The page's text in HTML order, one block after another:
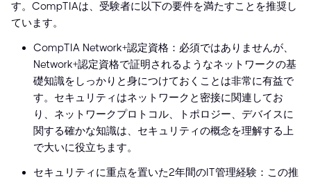
す。CompTIAは、受験者に以下の要件を満たすことを推奨し
ています。
CompTIA Network+認定資格：必須ではありませんが、
Network+認定資格で証明されるようなネットワークの基
礎知識をしっかりと身につけておくことは非常に有益で
す。セキュリティはネットワークと密接に関連してお
り、ネットワークプロトコル、トポロジー、デバイスに
関する確かな知識は、セキュリティの概念を理解する上
で大いに役立ちます。
セキュリティに重点を置いた2年間のIT管理経験：この推